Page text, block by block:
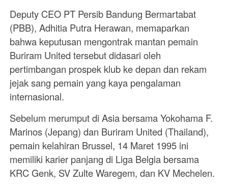
Deputy CEO PT Persib Bandung Bermartabat
(PBB), Adhitia Putra Herawan, memaparkan
bahwa keputusan mengontrak mantan pemain
Buriram United tersebut didasari oleh
pertimbangan prospek klub ke depan dan rekam
jejak sang pemain yang kaya pengalaman
internasional.
Sebelum merumput di Asia bersama Yokohama F.
Marinos (Jepang) dan Buriram United (Thailand),
pemain kelahiran Brussel, 14 Maret 1995 ini
memiliki karier panjang di Liga Belgia bersama
KRC Genk, SV Zulte Waregem, dan KV Mechelen.